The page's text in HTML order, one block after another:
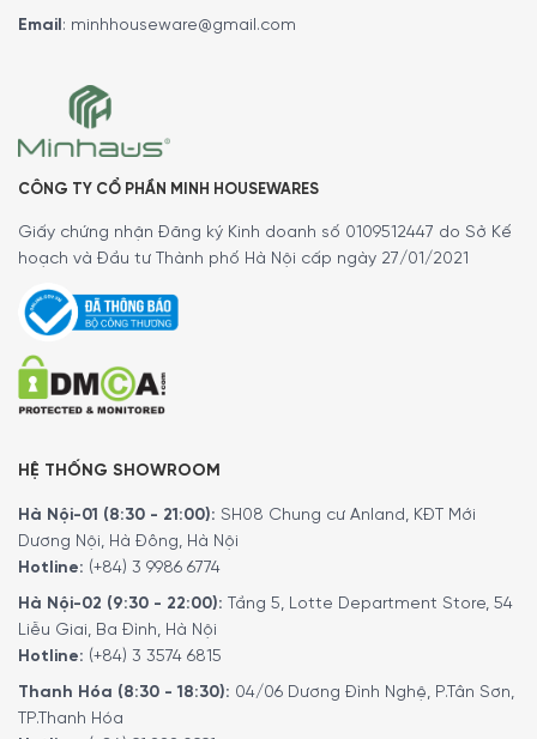
Email : minhhouseware@gmail.com
CÔNG TY CỔ PHẦN MINH HOUSEWARES
Giấy chứng nhận Đăng ký Kinh doanh số 0109512447 do Sở Kế
hoạch và Đầu tư Thành phố Hà Nội cấp ngày 27/01/2021
HỆ THỐNG SHOWROOM
Hà Nội-01 (8:30 - 21:00): SH08 Chung cư Anland, KĐT Mới
Dương Nội, Hà Đông, Hà Nội
Hotline: (+84) 3 9986 6774
Hà Nội-02 (9:30 - 22:00): Tầng 5, Lotte Department Store, 54
Liễu Giai, Ba Đình, Hà Nội
Hotline: (+84) 3 3574 6815
Thanh Hóa (8:30 - 18:30): 04/06 Dương Đình Nghệ, P.Tân Sơn,
TP.Thanh Hóa